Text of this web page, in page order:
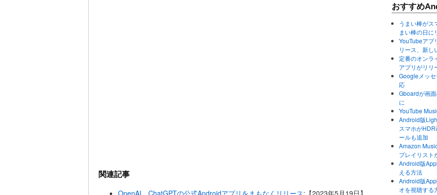
関連記事
OpenAI、ChatGPTの公式Androidアプリをまもなくリリース:【2023年5月19日】
おすすめ
うまい棒がス
まい棒の日に
YouTubeアプ
リース、新し
定番のオンラ
アプリがリリ
Googleメッ
応
Gboardが画
に
YouTube
Android版
スマホが
ールも追加
Amazon
プレイリスト
Android版
える方法
Android版
オを視聴する